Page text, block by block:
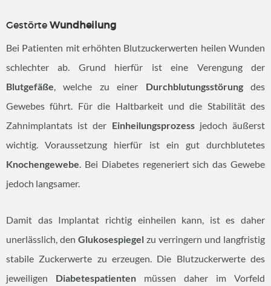
Gestörte Wundheilung
Bei Patienten mit erhöhten Blutzuckerwerten heilen Wunden
schlechter ab. Grund hierfür ist eine Verengung der
Blutgefäße, welche zu einer Durchblutungsstörungdes
Gewebes führt. Für die Haltbarkeit und die Stabilität des
Zahnimplantats ist der Einheilungsprozessjedoch äußerst
wichtig. Voraussetzung hierfür ist ein gut durchblutetes
Knochengewebe. Bei Diabetes regeneriert sich das Gewebe
jedoch langsamer.
Damit das Implantat richtig einheilen kann, ist es daher
unerlässlich, den Glukosespiegel zu verringern und langfristig
stabile Zuckerwerte zu erzeugen. Die Blutzuckerwerte des
jeweiligen Diabetespatienten müssen daher im Vorfeld